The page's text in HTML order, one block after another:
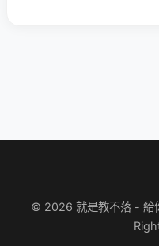
© 2026 就是教不落 - 給